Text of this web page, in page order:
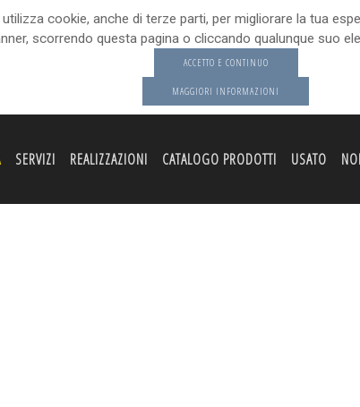
utilizza cookie, anche di terze parti, per migliorare la tua
scorrendo questa pagina o cliccando qualunque suo
ACCETTO E CONTINUO
MAGGIORI INFORMAZIONI
SERVIZI REALIZZAZIONI CATALOGO PRODOTTI USATO